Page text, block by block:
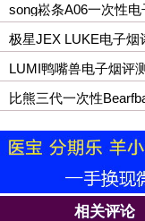
song崧条A06一次性
极星JEX LUKE电子烟
LUMI鸭嘴兽电子烟评
比熊三代一次性
相关评论